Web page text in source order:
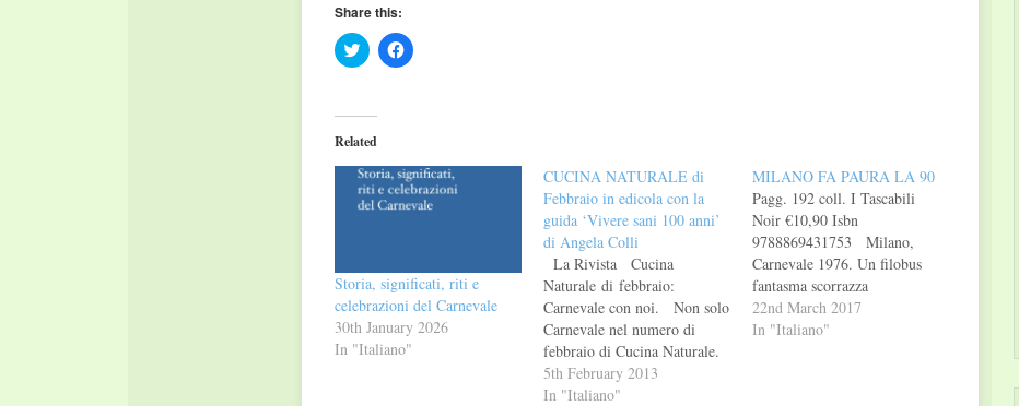
Share this:
Click
to
(Opens
in
new
Click
to
Related
Storia, significati, riti e
celebrazioni del Carnevale
30th January 2026
In "Italiano"
CUCINA NATURALE di
Febbraio in edicola con la
guida ‘Vivere sani 100 anni’
di Angela Colli
La Rivista Cucina
Naturale di febbraio:
Carnevale con noi. Non solo
Carnevale nel numero di
febbraio di Cucina Naturale.
È vero, le frittelle
occhieggiano dalla copertina,
5th February 2013
In "Italiano"
MILANO FA PAURA LA 90
Pagg. 192 coll. I Tascabili
Noir €10,90 Isbn
9788869431753 Milano,
Carnevale 1976. Un filobus
fantasma scorrazza
liberamente per la
circonvallazione, lasciandosi
22nd March 2017
In "Italiano"